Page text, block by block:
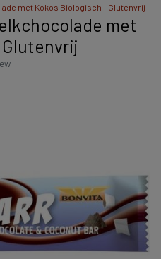
met Kokos Biologisch - Glutenvrij
met